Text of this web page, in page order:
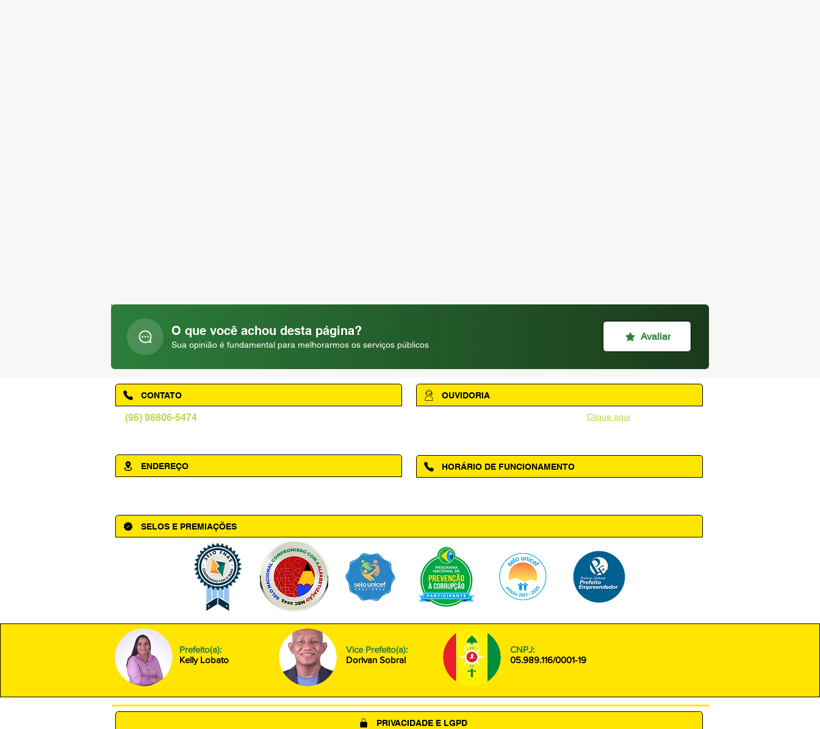
O que você achou desta página?
Sua opinião é fundamental para melhorarmos os serviços públicos
Avaliar
(96) 98806-5474
CONTATO
ENDEREÇO
Clique aqui
OUVIDORIA
HORÁRIO DE FUNCIONAMENTO
SELOS E PREMIAÇÕES
Prefeito(a):
Kelly Lobato
Vice Prefeito(a):
Dorivan Sobral
CNPJ:
05.989.116/0001-19
PRIVACIDADE E LGPD